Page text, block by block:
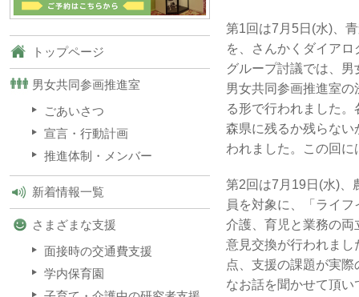
第1回は7月5日(水)、
を、さんかくダイア
グループ討議では、
男女共同参画推進室
る形で行われました
森県に残るか残らな
われました。この回
第2回は7月19日(水)、
員を対象に、「ライ
介護、育児と業務の
意見交換が行われま
点、支援の課題が実
なお話を聞かせて頂
トップページ
男女共同参画推進室
ごあいさつ
宣言・行動計画
推進体制・メンバー
新着情報一覧
さまざまな支援
面接時の交通費支援
学内保育園